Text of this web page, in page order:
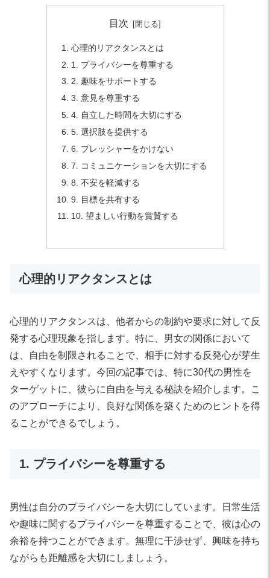
目次
心理的リアクタンスとは
1. プライバシーを尊重する
2. 趣味をサポートする
3. 意見を尊重する
4. 自立した時間を大切にする
5. 選択肢を提供する
6. プレッシャーをかけない
7. コミュニケーションを大切にする
8. 不安を軽減する
9. 目標を共有する
10. 望ましい行動を賞賛する
心理的リアクタンスとは
心理的リアクタンスは、他者からの制約や要求に対して反
発する心理現象を指します。特に、男女の関係において
は、自由を制限されることで、相手に対する反発心が芽生
えやすくなります。今回の記事では、特に30代の男性を
ターゲットに、彼らに自由を与える秘訣を紹介します。こ
のアプローチにより、良好な関係を築くためのヒントを得
ることができるでしょう。
1. プライバシーを尊重する
男性は自分のプライバシーを大切にしています。日常生活
や趣味に関するプライバシーを尊重することで、彼は心の
余裕を持つことができます。無理に干渉せず、興味を持ち
ながらも距離感を大切にしましょう。